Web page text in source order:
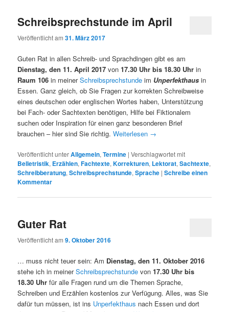
Schreibsprechstunde im April
Veröffentlicht am31. März 2017
Guten Rat in allen Schreib- und Sprachdingen gibt es am
Dienstag, den 11. April 2017 von17.30 Uhr bis 18.30 Uhr in
Raum 106 in meinerSchreibsprechstunde im Unperfekthaus in
Essen. Ganz gleich, ob Sie Fragen zur korrekten Schreibweise
eines deutschen oder englischen Wortes haben, Unterstützung
bei Fach- oder Sachtexten benötigen, Hilfe bei Fiktionalem
suchen oder Inspiration für einen ganz besonderen Brief
brauchen – hier sind Sie richtig.Weiterlesen →
Veröffentlicht unterAllgemein,Termine |Verschlagwortet mit
Belletristik, Erzählen,Fachtexte,Korrekturen, Lektorat,Sachtexte,
Schreibberatung,Schreibsprechstunde,Sprache |Schreibe einen
Kommentar
Guter Rat
Veröffentlicht am9. Oktober 2016
… muss nicht teuer sein: Am Dienstag, den 11. Oktober 2016
stehe ich in meinerSchreibsprechstunde von17.30 Uhr bis
18.30 Uhr für alle Fragen rund um die Themen Sprache,
Schreiben und Erzählen kostenlos zur Verfügung. Alles, was Sie
dafür tun müssen, ist ins Unperfekthaus nach Essen und dort